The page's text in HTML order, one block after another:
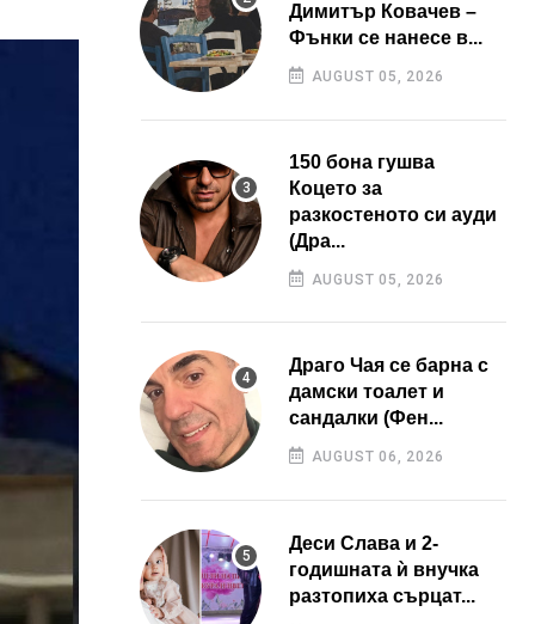
Димитър Ковачев –
Фънки се нанесе в...
AUGUST 05, 2026
150 бона гушва
Коцето за
разкостеното си ауди
(Дра...
AUGUST 05, 2026
Драго Чая се барна с
дамски тоалет и
сандалки (Фен...
AUGUST 06, 2026
Деси Слава и 2-
годишната ѝ внучка
разтопиха сърцат...